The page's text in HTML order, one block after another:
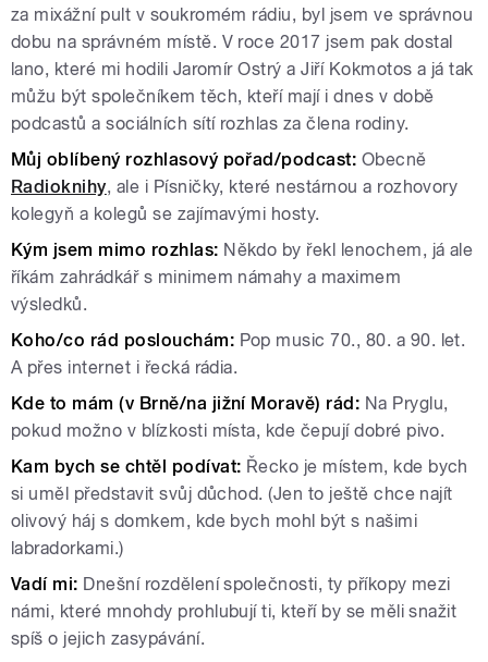
za mixážní pult v soukromém rádiu, byl jsem ve správnou
dobu na správném místě. V roce 2017 jsem pak dostal
lano, které mi hodili Jaromír Ostrý a Jiří Kokmotos a já tak
můžu být společníkem těch, kteří mají i dnes v době
podcastů a sociálních sítí rozhlas za člena rodiny.
Můj oblíbený rozhlasový pořad/podcast: Obecně
Radioknihy, ale i Písničky, které nestárnou a rozhovory
kolegyň a kolegů se zajímavými hosty.
Kým jsem mimo rozhlas: Někdo by řekl lenochem, já ale
říkám zahrádkář s minimem námahy a maximem
výsledků.
Koho/co rád poslouchám: Pop music 70., 80. a 90. let.
A přes internet i řecká rádia.
Kde to mám (v Brně/na jižní Moravě) rád: Na Pryglu,
pokud možno v blízkosti místa, kde čepují dobré pivo.
Kam bych se chtěl podívat: Řecko je místem, kde bych
si uměl představit svůj důchod. (Jen to ještě chce najít
olivový háj s domkem, kde bych mohl být s našimi
labradorkami.)
Vadí mi: Dnešní rozdělení společnosti, ty příkopy mezi
námi, které mnohdy prohlubují ti, kteří by se měli snažit
spíš o jejich zasypávání.